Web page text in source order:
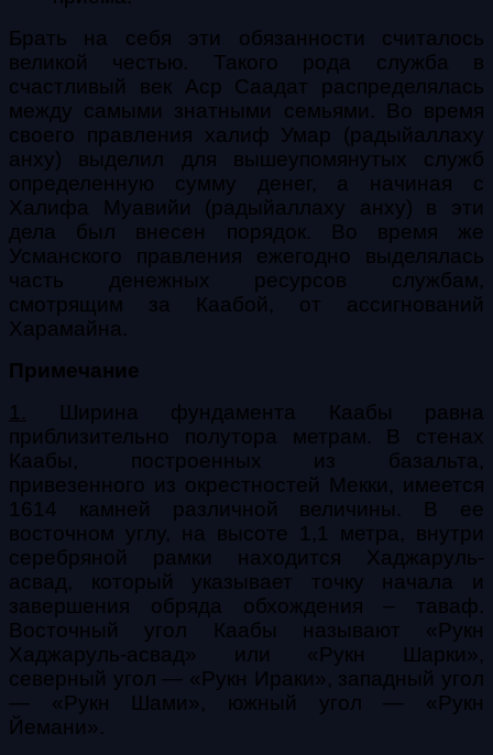
Брать на себя эти обязанности считалось
великой честью. Такого рода служба в
счастливый век Аср Саадат распределялась
между самыми знатными семьями. Во время
своего правления халиф Умар (радыйаллаху
анху) выделил для вышеупомянутых служб
определенную сумму денег, а начиная с
Халифа Муавийи (радыйаллаху анху) в эти
дела был внесен порядок. Во время же
Усманского правления ежегодно выделялась
часть денежных ресурсов службам,
смотрящим за Каабой, от ассигнований
Харамайна.
Примечание
1. Ширина фундамента Каабы равна
приблизительно полутора метрам. В стенах
Каабы, построенных из базальта,
привезенного из окрестностей Мекки, имеется
1614 камней различной величины. В ее
восточном углу, на высоте 1,1 метра, внутри
серебряной рамки находится Хаджаруль-
асвад, который указывает точку начала и
завершения обряда обхождения – таваф.
Восточный угол Каабы называют «Рукн
Хаджаруль-асвад» или «Рукн Шарки»,
северный угол — «Рукн Ираки», западный угол
— «Рукн Шами», южный угол — «Рукн
Йемани».